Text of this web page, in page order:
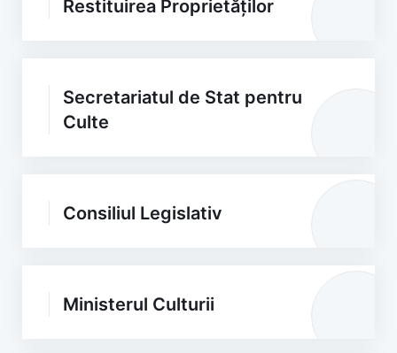
Restituirea Proprietăților
Secretariatul de Stat pentru
Culte
Consiliul Legislativ
Ministerul Culturii